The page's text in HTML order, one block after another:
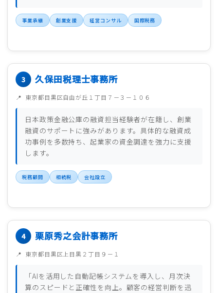
事業承継 創業支援 経営コンサル 国際税務
久保田税理士事務所
東京都目黒区自由が丘１丁目７－３－１０６
日本政策金融公庫の融資担当経験者が在籍し、創業
融資のサポートに強みがあります。具体的な融資成
功事例を多数持ち、起業家の資金調達を強力に支援
します。
税務顧問 相続税 会社設立
栗原秀之会計事務所
東京都目黒区上目黒２丁目９－１
「AIを活用した自動記帳システムを導入し、月次決
算のスピードと正確性を向上。顧客の経営判断を迅